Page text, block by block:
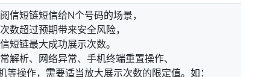
信短链短信给N个号码的场景，
数超过预期带来安全风险，
短链最大成功展示次数。
解析、网络异常、手机终端重置操作、
等操作，需要适当放大展示次数的限定值。如：